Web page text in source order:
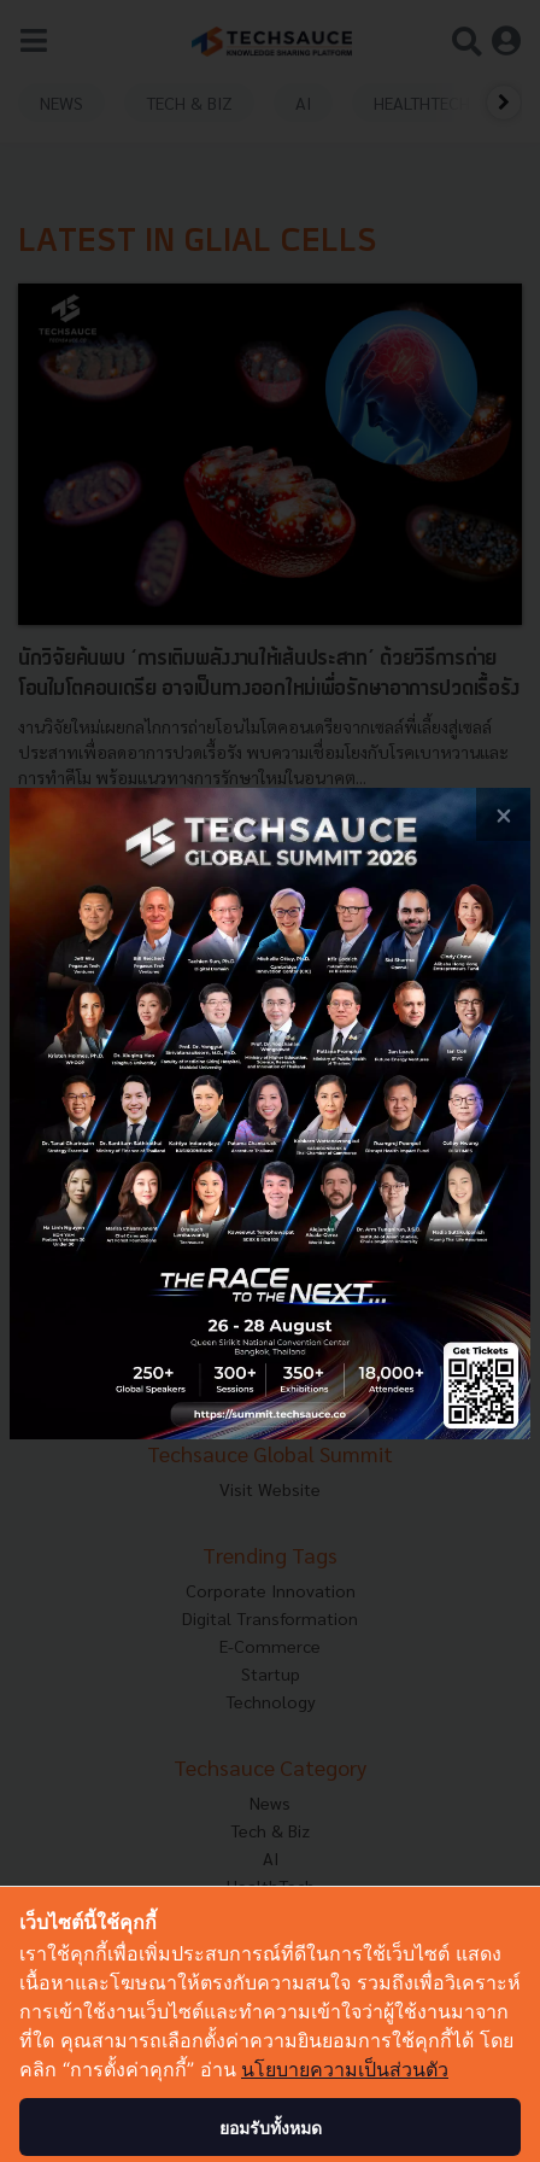
NEWS TECH & BIZ AI HEALTHTECH
LATEST IN GLIAL CELLS
นักวิจัยค้นพบ ‘การเติมพลังงานให้เส้นประสาท’ ด้วยวิธีการถ่าย
โอนไมโตคอนเดรีย อาจเป็นทางออกใหม่เพื่อรักษาอาการปวดเรื้อรัง
งานวิจัยใหม่เผยกลไกการถ่ายโอนไมโตคอนเดรียจากเซลล์พี่เลี้ยงสู่เซลล์
ประสาทเพื่อลดอาการปวดเรื้อรัง พบความเชื่อมโยงกับโรคเบาหวานและ
การทำคีโม พร้อมแนวทางการรักษาใหม่ในอนาคต...
Techsauce Team
HealthTech BioTech Glial Cells Mitochondria
E-mail :contact@techsauce.co
Tel : 02-001-5375
Mobile : 06-4658-9500
Techsauce Media
About Techsauce
Techsauce Services
Privacy Policy
ส่งบทความ
Techsauce Global Summit
Visit Website
Trending Tags
Corporate Innovation
Digital Transformation
E-Commerce
Startup
Technology
Techsauce Category
News
Tech & Biz
AI
HealthTech
Corp Innov
Saucy Thoughts
Sustainable
Videos
Podcast
×
เว็บไซต์นี้ใช้คุกกี้
เราใช้คุกกี้เพื่อเพิ่มประสบการณ์ที่ดีในการใช้เว็บไซต์ แสดง
เนื้อหาและโฆษณาให้ตรงกับความสนใจ รวมถึงเพื่อวิเคราะห์
การเข้าใช้งานเว็บไซต์และทำความเข้าใจว่าผู้ใช้งานมาจาก
ที่ใด คุณสามารถเลือกตั้งค่าความยินยอมการใช้คุกกี้ได้ โดย
คลิก “การตั้งค่าคุกกี้” อ่าน นโยบายความเป็นส่วนตัว
ยอมรับทั้งหมด